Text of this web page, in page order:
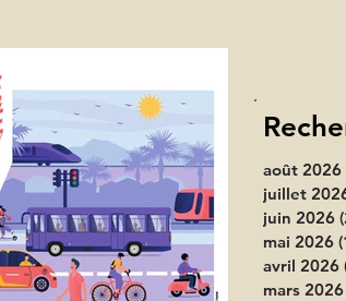
août 2026
juillet
juin 2026
mai 2026
avril 2026
mars 2026